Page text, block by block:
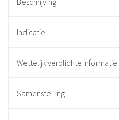
Indicatie
Wettelijk verplichte informatie
Samenstelling